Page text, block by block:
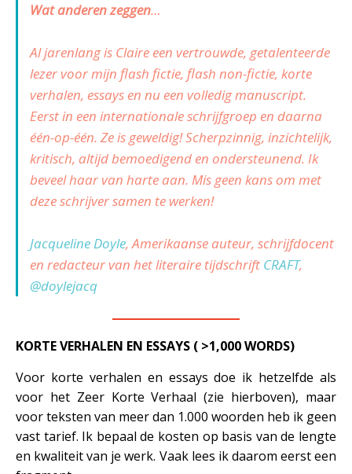
Wat anderen zeggen…
Al jarenlang is Claire een vertrouwde, getalenteerde
lezer voor mijn flash fictie, flash non-fictie, korte
verhalen, essays en nu een volledig manuscript.
Eerst in een internationale schrijfgroep en daarna
één-op-één. Ze is geweldig! Scherpzinnig, inzichtelijk,
kritisch, altijd bemoedigend en ondersteunend. Ik
beveel haar van harte aan. Mis geen kans om met
deze schrijver samen te werken!
Jacqueline Doyle, Amerikaanse auteur, schrijfdocent
en redacteur van het literaire tijdschrift CRAFT,
@doylejacq
—————————
KORTE VERHALEN EN ESSAYS ( >1,000 WORDS)
Voor korte verhalen en essays doe ik hetzelfde als
voor het Zeer Korte Verhaal (zie hierboven), maar
voor teksten van meer dan 1.000 woorden heb ik geen
vast tarief. Ik bepaal de kosten op basis van de lengte
en kwaliteit van je werk. Vaak lees ik daarom eerst een